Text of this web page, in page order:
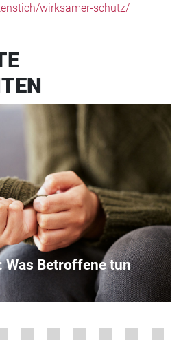
wirksamer-schutz/
Was Betroffene tun